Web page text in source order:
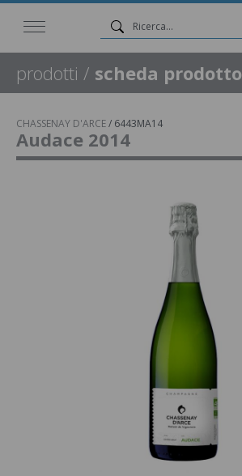
prodotti / scheda prodotto
CHASSENAY D'ARCE/ 6443MA14
Audace 2014